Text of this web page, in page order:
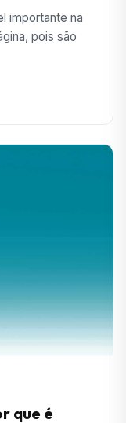
importante na
pois são
que é